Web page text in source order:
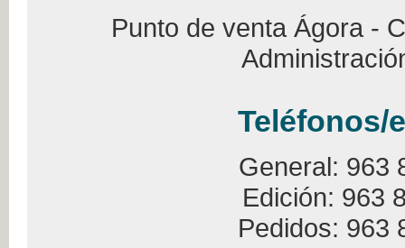
Punto de venta Ágora -
Teléfonos/
General: 963
Edición: 963
Pedidos: 963